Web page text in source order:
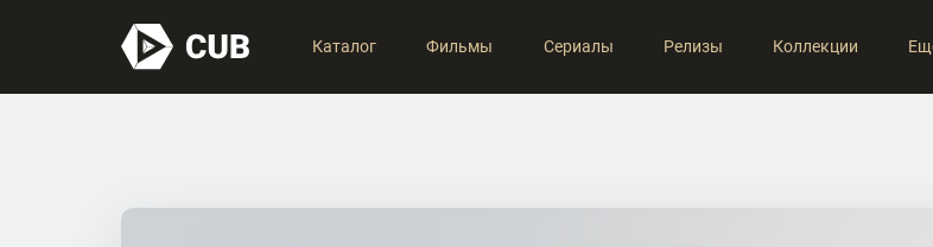
Каталог Фильмы Сериалы Релизы Коллекции